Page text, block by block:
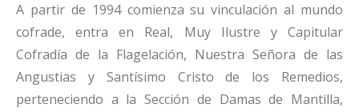
A partir de 1994 comienza su vinculación al mundo
cofrade, entra en Real, Muy Ilustre y Capitular
Cofradía de la Flagelación, Nuestra Señora de las
Angustias y Santísimo Cristo de los Remedios,
perteneciendo a la Sección de Damas de Mantilla,